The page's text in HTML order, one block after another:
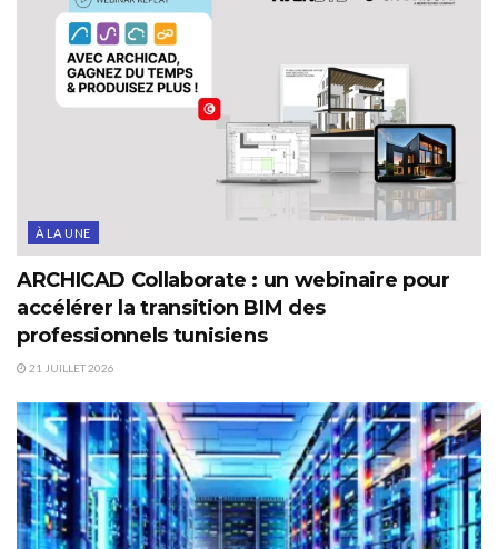
À LA UNE
ARCHICAD Collaborate : un webinaire pour
accélérer la transition BIM des
professionnels tunisiens
21 JUILLET 2026